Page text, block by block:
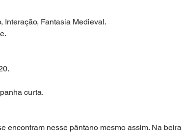
Interação, Fantasia Medieval.
curta.
encontram nesse pântano mesmo assim. Na beira